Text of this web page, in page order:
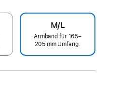
M/L
Armband für 165–
205 mm Umfang.